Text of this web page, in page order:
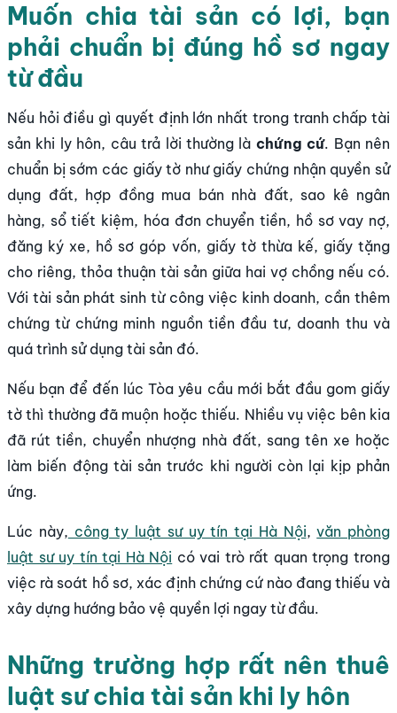
Muốn chia tài sản có lợi, bạn
phải chuẩn bị đúng hồ sơ ngay
từ đầu
Nếu hỏi điều gì quyết định lớn nhất trong tranh chấp tài
sản khi ly hôn, câu trả lời thường là chứng cứ. Bạn nên
chuẩn bị sớm các giấy tờ như giấy chứng nhận quyền sử
dụng đất, hợp đồng mua bán nhà đất, sao kê ngân
hàng, sổ tiết kiệm, hóa đơn chuyển tiền, hồ sơ vay nợ,
đăng ký xe, hồ sơ góp vốn, giấy tờ thừa kế, giấy tặng
cho riêng, thỏa thuận tài sản giữa hai vợ chồng nếu có.
Với tài sản phát sinh từ công việc kinh doanh, cần thêm
chứng từ chứng minh nguồn tiền đầu tư, doanh thu và
quá trình sử dụng tài sản đó.
Nếu bạn để đến lúc Tòa yêu cầu mới bắt đầu gom giấy
tờ thì thường đã muộn hoặc thiếu. Nhiều vụ việc bên kia
đã rút tiền, chuyển nhượng nhà đất, sang tên xe hoặc
làm biến động tài sản trước khi người còn lại kịp phản
ứng.
Lúc này, công ty luật sư uy tín tại Hà Nội,văn phòng
luật sư uy tín tại Hà Nội có vai trò rất quan trọng trong
việc rà soát hồ sơ, xác định chứng cứ nào đang thiếu và
xây dựng hướng bảo vệ quyền lợi ngay từ đầu.
Những trường hợp rất nên thuê
luật sư chia tài sản khi ly hôn